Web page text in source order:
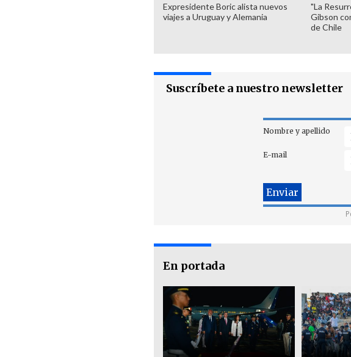
Expresidente Boric alista nuevos
viajes a Uruguay y Alemania
"La
Gibson
de Chile
Suscríbete a nuestro newsletter
Nombre y apellido
E-mail
En portada